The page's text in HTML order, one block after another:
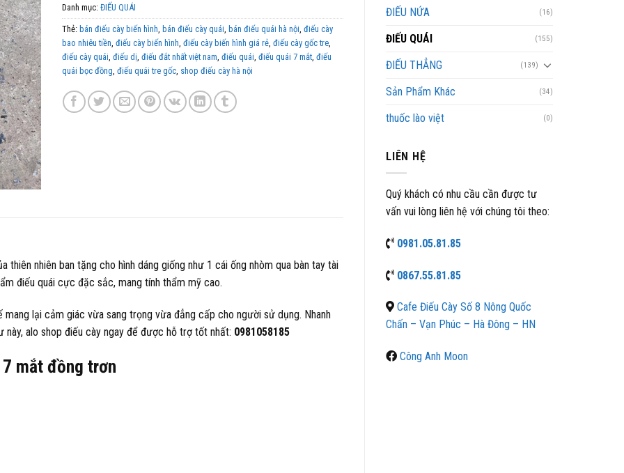
ĐIẾU NỨA (16)
ĐIẾU QUÁI (155)
ĐIẾU THẲNG (139)
Sản Phẩm Khác (34)
thuốc lào việt (0)
LIÊN HỆ
Quý khách có nhu cầu cần được tư
vấn vui lòng liên hệ với chúng tôi theo:
0981.05.81.85
0867.55.81.85
Cafe Điếu Cày Số 8 Nông Quốc
Chấn – Vạn Phúc – Hà Đông – HN
Công Anh Moon
Danh mục: ĐIẾU QUÁI
Thẻ: bán điếu cày biến hình bán điếu cày quái bán điếu quái hà nội điếu cày
bao nhiêu tiền điếu cày biến hình điếu cày biến hình giá rẻ, điếu cày gốc tre,
điếu cày quái điếu dị điếu đắt nhất việt nam điếu quái điếu quái 7 mắt, điếu
quái bọc đồng điếu quái tre gốc, shop điếu cày hà nội
thiên nhiên ban tặng cho hình dáng giống như 1 cái ống nhòm qua bàn tay tài
điếu quái cực đặc sắc, mang tính thẩm mỹ cao.
lại cảm giác vừa sang trọng vừa đẳng cấp cho người sử dụng. Nhanh
alo shop điếu cày ngay để được hỗ trợ tốt nhất: 0981058185
mắt đồng trơn